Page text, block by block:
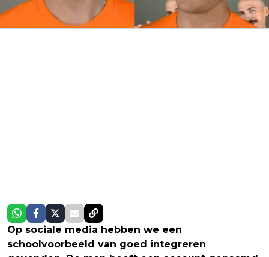
Op sociale media hebben we een
schoolvoorbeeld van goed integreren